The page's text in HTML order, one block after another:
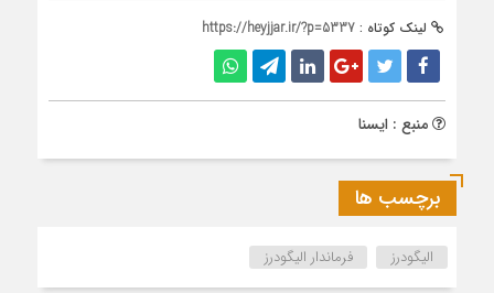
لینک کوتاه : https://heyjjar.ir/?p=5337
منبع : ایسنا
برچسب ها
الیگودرز فرماندار الیگودرز